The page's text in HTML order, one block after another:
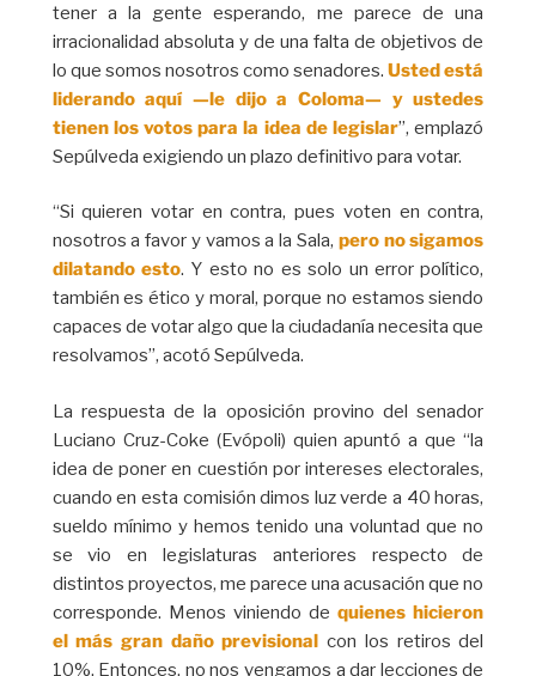
tener a la gente esperando, me parece de una
irracionalidad absoluta y de una falta de objetivos de
lo que somos nosotros como senadores.Usted está
liderando aquí —le dijo a Coloma— y ustedes
tienen los votos para la idea de legislar”, emplazó
Sepúlveda exigiendo un plazo definitivo para votar.
“Si quieren votar en contra, pues voten en contra,
nosotros a favor y vamos a la Sala, pero no sigamos
dilatando esto. Y esto no es solo un error político,
también es ético y moral, porque no estamos siendo
capaces de votar algo que la ciudadanía necesita que
resolvamos”, acotó Sepúlveda.
La respuesta de la oposición provino del senador
Luciano Cruz-Coke (Evópoli) quien apuntó a que “la
idea de poner en cuestión por intereses electorales,
cuando en esta comisión dimos luz verde a 40 horas,
sueldo mínimo y hemos tenido una voluntad que no
se vio en legislaturas anteriores respecto de
distintos proyectos, me parece una acusación que no
corresponde. Menos viniendo dequienes hicieron
el más gran daño previsional con los retiros del
10%. Entonces, no nos vengamos a dar lecciones de